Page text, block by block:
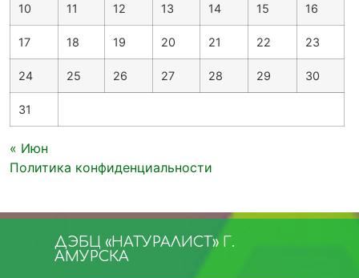
10 11 12 13 14 15 16
17 18 19 20 21 22 23
24 25 26 27 28 29 30
31
« Июн
Политика конфиденциальности
ДЭБЦ «НАТУРАЛИСТ» Г.
АМУРСКА